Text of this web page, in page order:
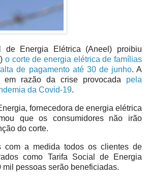
de Energia Elétrica (Aneel) proibiu
o corte de energia elétrica de famílias
de pagamento até 30 de junho. A
em razão da crise provocada pela
da Covid-19.
fornecedora de energia elétrica
que os consumidores não irão
do corte.
com a medida todos os clientes de
como Tarifa Social de Energia
mil pessoas serão beneficiadas.